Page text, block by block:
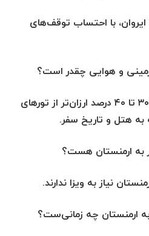
تا ایروان، با احتساب توقف‌های
و هوایی چقدر است؟
تورهای زمینی معمولاً بین ۳۰ تا ۴۰ درصد ارزان‌تر از تورهای
به هتل و تاریخ سفر.
به ارمنستان هست؟
نیاز به ویزا ندارند.
ارمنستان چه زمانی‌ست؟